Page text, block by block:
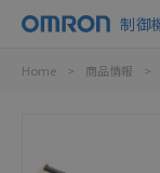
制御
Home > 商品情報 >